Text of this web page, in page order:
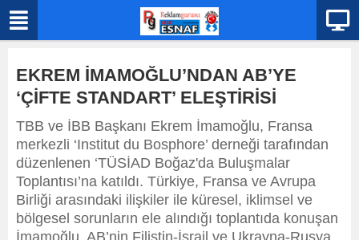
EKREM İMAMOĞLU’NDAN AB’YE
‘ÇİFTE STANDART’ ELEŞTİRİSİ
TBB ve İBB Başkanı Ekrem İmamoğlu, Fransa
merkezli ‘Institut du Bosphore’ derneği tarafından
düzenlenen ‘TÜSİAD Boğaz'da Buluşmalar
Toplantısı’na katıldı. Türkiye, Fransa ve Avrupa
Birliği arasındaki ilişkiler ile küresel, iklimsel ve
bölgesel sorunların ele alındığı toplantıda konuşan
İmamoğlu, AB’nin Filistin-İsrail ve Ukrayna-Rusya